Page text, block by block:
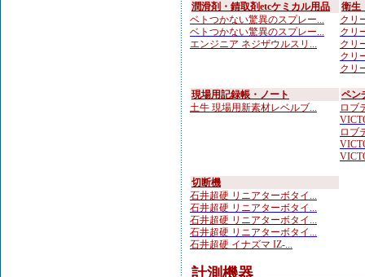
潤滑剤・錆取剤etcケミカル用品
ベトつかない驚異のスプレー...
ベトつかない驚異のスプレー...
エンジニア ネジザウルスリ...
衛生
クリ
クリ
クリ
クリ
クリ
現場用記録帳・ノート
土牛 現場用新素材レベルブ...
ペン
ロブ
ロブ
切断機
石井超硬 リニアターボタイ...
石井超硬 リニアターボタイ...
石井超硬 リニアターボタイ...
石井超硬 リニアターボタイ...
石井超硬 イナズマ IZ-...
計測機器